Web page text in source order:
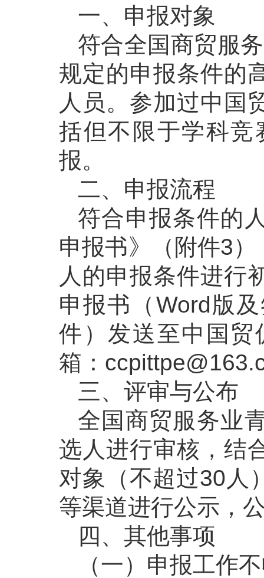
一、申报对象
符合全国商贸服
规定的申报条件的
人员。参加过中国
括但不限于学科
报。
二、申报流程
符合申报条件的
申报书》（附件3
人的申报条件进行
申报书（Word版
件）发送至中国
箱：
三、评审与公布
全国商贸服务业
选人进行审核，结
对象（不超过30人
等渠道进行公示，
四、其他事项
（一）申报工作